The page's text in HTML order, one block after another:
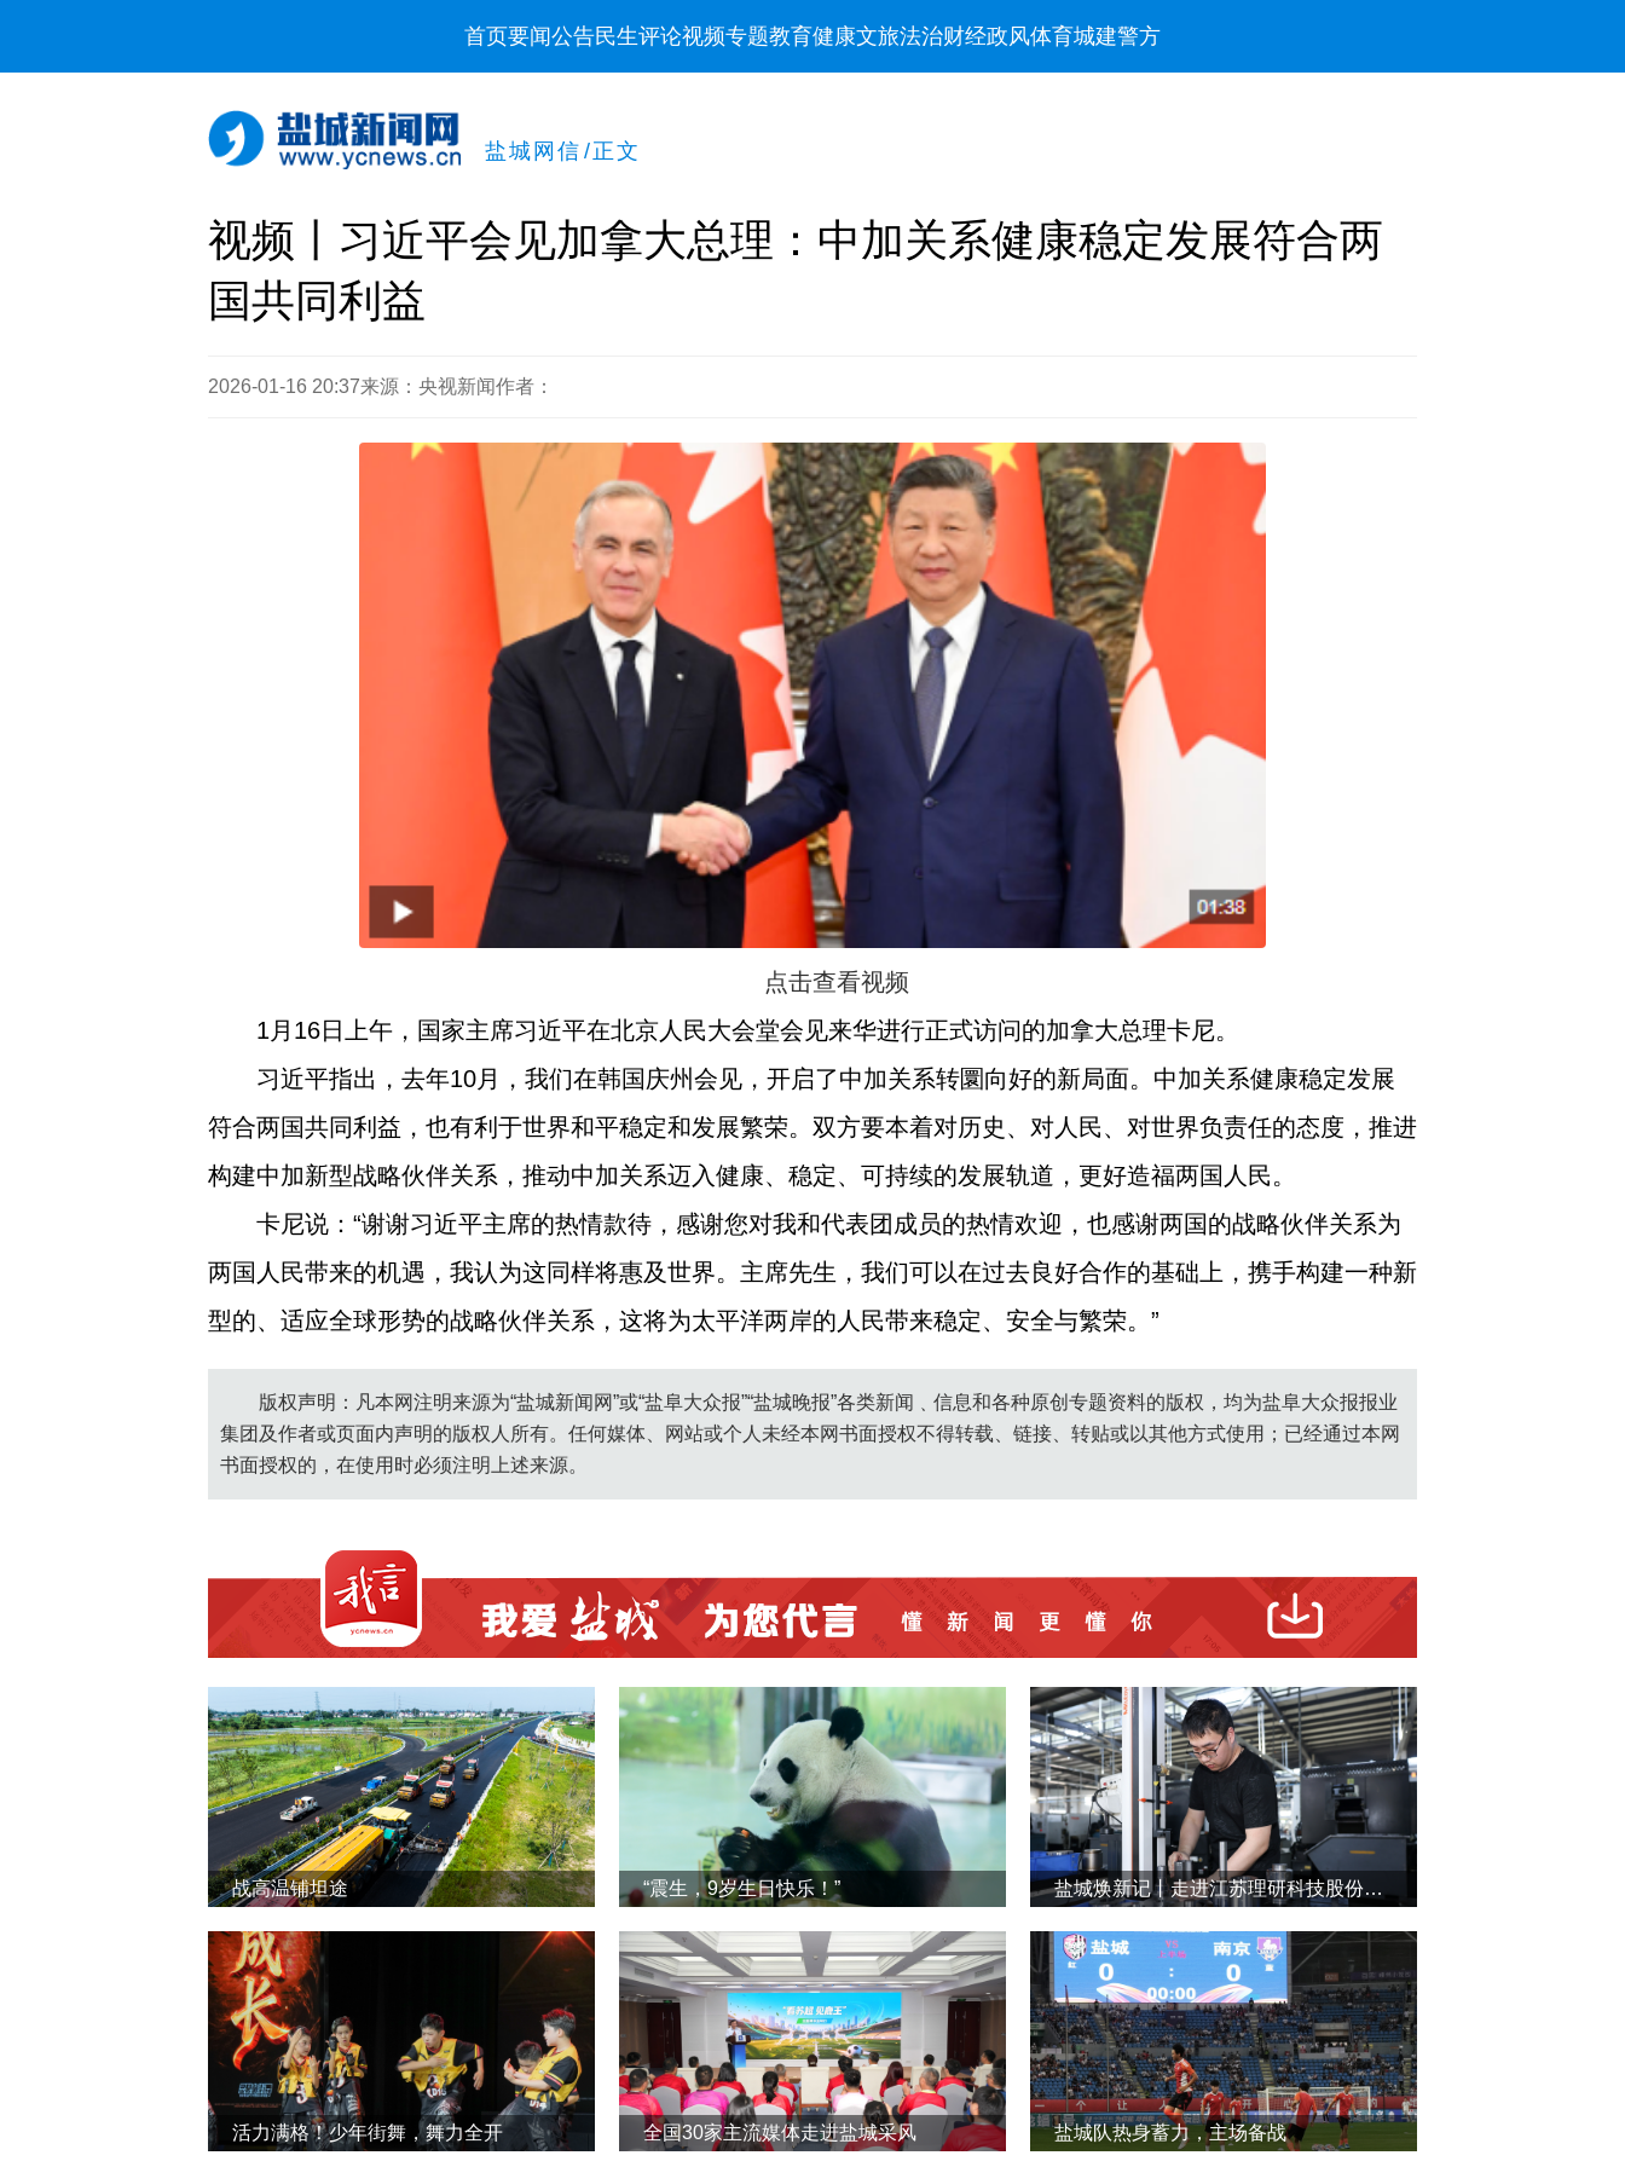
首页要闻公告民生评论视频专题教育健康文旅法治财经政风体育城建警方
盐城网信 /正文
视频丨习近平会见加拿大总理：中加关系健康稳定发展符合两
国共同利益
2026-01-16 20:37来源：央视新闻作者：
点击查看视频
1月16日上午，国家主席习近平在北京人民大会堂会见来华进行正式访问的加拿大总理卡尼。
习近平指出，去年10月，我们在韩国庆州会见，开启了中加关系转圜向好的新局面。中加关系健康稳定发展
符合两国共同利益，也有利于世界和平稳定和发展繁荣。双方要本着对历史、对人民、对世界负责任的态度，推进
构建中加新型战略伙伴关系，推动中加关系迈入健康、稳定、可持续的发展轨道，更好造福两国人民。
卡尼说：“谢谢习近平主席的热情款待，感谢您对我和代表团成员的热情欢迎，也感谢两国的战略伙伴关系为
两国人民带来的机遇，我认为这同样将惠及世界。主席先生，我们可以在过去良好合作的基础上，携手构建一种新
型的、适应全球形势的战略伙伴关系，这将为太平洋两岸的人民带来稳定、安全与繁荣。”
版权声明：凡本网注明来源为“盐城新闻网”或“盐阜大众报”“盐城晚报”各类新闻﹑信息和各种原创专题资料的版权，均为盐阜大众报报业
集团及作者或页面内声明的版权人所有。任何媒体、网站或个人未经本网书面授权不得转载、链接、转贴或以其他方式使用；已经通过本网
书面授权的，在使用时必须注明上述来源。
战高温铺坦途 “震生，9岁生日快乐！” 盐城焕新记丨走进江苏理研科技股份有限公司
活力满格！少年街舞，舞力全开 全国30家主流媒体走进盐城采风 盐城队热身蓄力，主场备战